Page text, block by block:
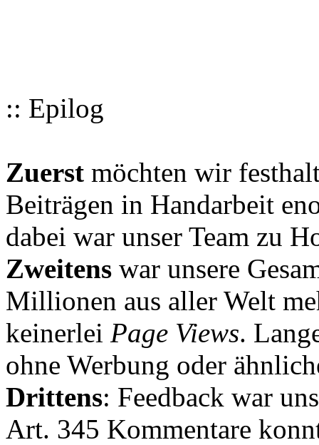
:: Epilog
Zuerst möchten wir
Beiträgen in Handarbeit
dabei war unser Team zu
Zweitens war unsere
Millionen aus aller Welt
keinerlei Page Views.
ohne Werbung oder
Drittens: Feedback war
Art. 345 Kommentare